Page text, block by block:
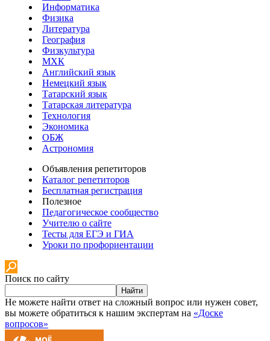
Информатика
Физика
Литература
География
Физкультура
МХК
Английский язык
Немецкий язык
Татарский язык
Татарская литература
Технология
Экономика
ОБЖ
Астрономия
Объявления репетиторов
Каталог репетиторов
Бесплатная регистрация
Полезное
Педагогическое сообщество
Учителю о сайте
Тесты для ЕГЭ и ГИА
Уроки по профориентации
Поиск по сайту
Найти
Не можете найти ответ на сложный вопрос или нужен совет,
вы можете обратиться к нашим экспертам на «Доске
вопросов»